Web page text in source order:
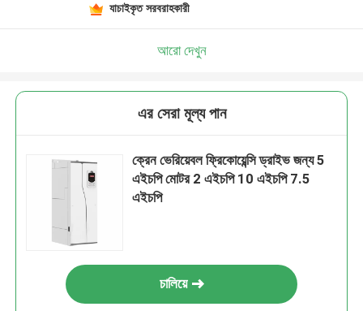
যাচাইকৃত সরবরাহকারী
আরো দেখুন
এর সেরা মূল্য পান
ক্রেন ভেরিয়েবল ফ্রিকোয়েন্সি ড্রাইভ জন্য 5
এইচপি মোটর 2 এইচপি 10 এইচপি 7.5
এইচপি
চালিয়ে